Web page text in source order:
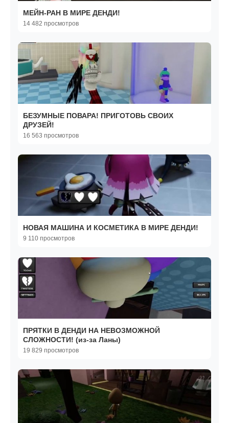
МЕЙН-РАН В МИРЕ ДЕНДИ!
14 482 просмотров
БЕЗУМНЫЕ ПОВАРА! ПРИГОТОВЬ СВОИХ
ДРУЗЕЙ!
16 563 просмотров
НОВАЯ МАШИНА И КОСМЕТИКА В МИРЕ ДЕНДИ!
9 110 просмотров
ПРЯТКИ В ДЕНДИ НА НЕВОЗМОЖНОЙ
СЛОЖНОСТИ! (из-за Ланы)
19 829 просмотров